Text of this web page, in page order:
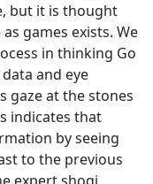
but it is thought
games exists. We
in thinking Go
and eye
gaze at the stones
indicates that
by seeing
to the previous